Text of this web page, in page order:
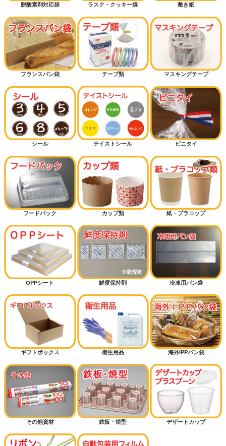
脱酸素剤対応袋 ラスク・クッキー袋 敷き紙
フランスパン袋 テープ類 マスキングテープ
シール テイストシール ビニタイ
フードパック カップ類 紙・プラコップ
OPPシート 鮮度保持剤 冷凍用パン袋
ギフトボックス 衛生用品 海外IPPパン袋
その他資材 鉄板・焼型 デザートカップ